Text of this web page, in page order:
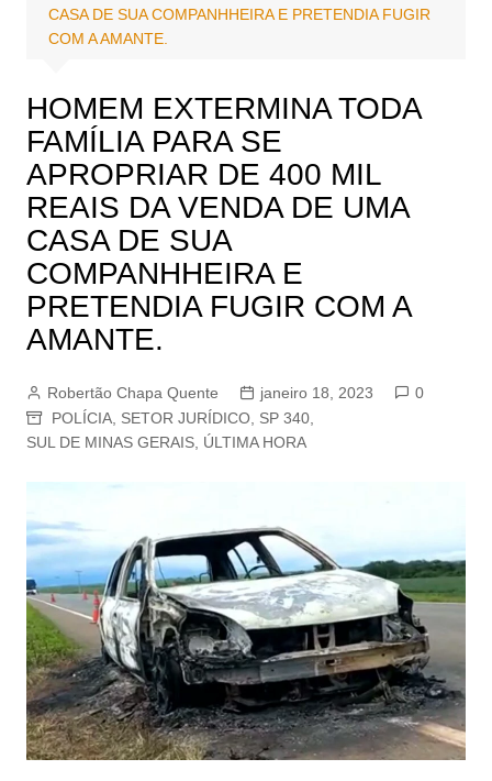
CASA DE SUA COMPANHHEIRA E PRETENDIA FUGIR
COM A AMANTE.
HOMEM EXTERMINA TODA
FAMÍLIA PARA SE
APROPRIAR DE 400 MIL
REAIS DA VENDA DE UMA
CASA DE SUA
COMPANHHEIRA E
PRETENDIA FUGIR COM A
AMANTE.
Robertão Chapa Quente janeiro 18, 2023
0
POLÍCIA, SETOR JURÍDICO, SP 340,
SUL DE MINAS GERAIS, ÚLTIMA HORA